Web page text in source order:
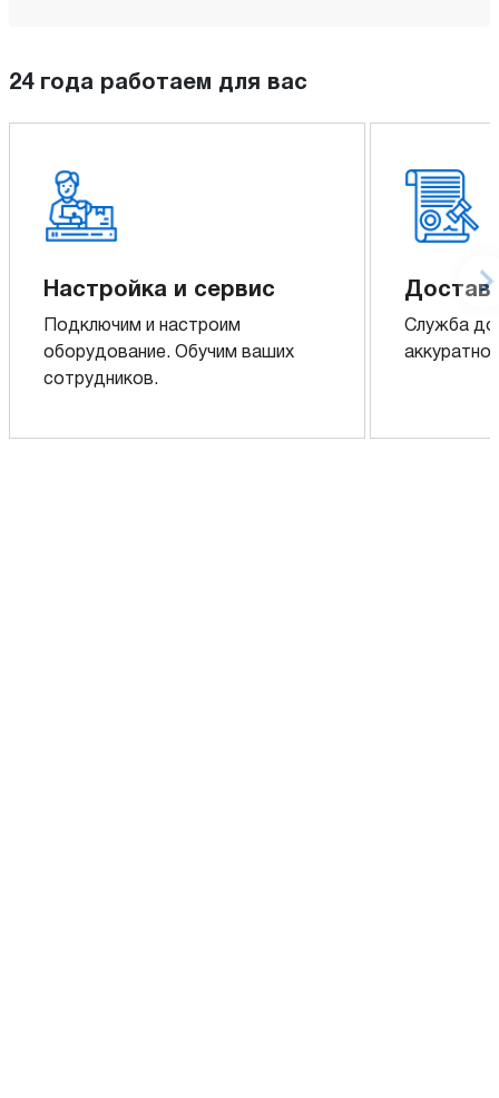
24 года работаем для вас
Настройка и сервис
Подключим и настроим
оборудование. Обучим ваших
сотрудников.
Служба
аккуратно